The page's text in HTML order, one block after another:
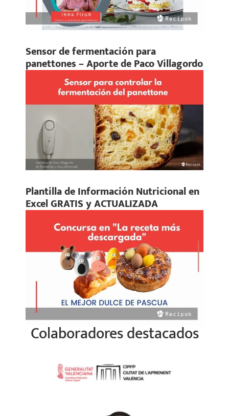
Sensor de fermentación para
panettones – Aporte de Paco Villagordo
Plantilla de Información Nutricional en
Excel GRATIS y ACTUALIZADA
Colaboradores destacados